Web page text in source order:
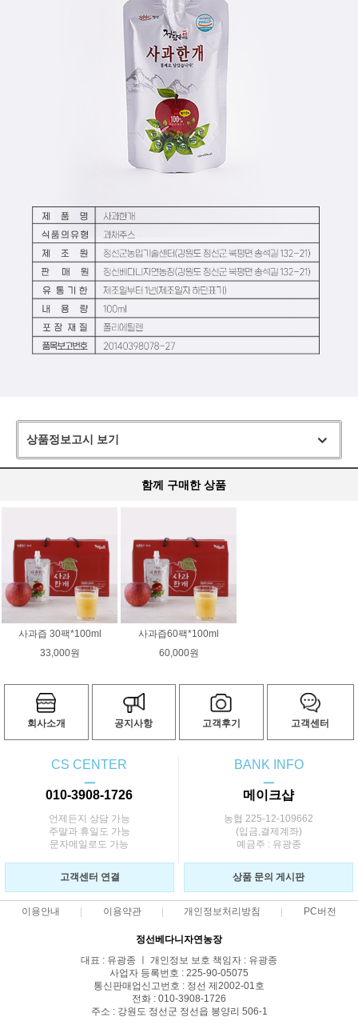
상품정보고시 보기
함께 구매한 상품
사과즙 30팩*100ml
33,000원
사과즙60팩*100ml
60,000원
회사소개 공지사항 고객후기 고객센터
CS CENTER
ㅡ
010-3908-1726
언제든지 상담 가능
주말과 휴일도 가능
문자메일로도 가능
BANK INFO
ㅡ
메이크샵
농협 225-12-109662
(입금,결제계좌)
예금주 : 유광종
고객센터 연결 상품 문의 게시판
이용안내 이용약관 개인정보처리방침 PC버전
정선베다니자연농장
대표 : 유광종 ㅣ 개인정보 보호 책임자 : 유광종
사업자 등록번호 : 225-90-05075
통신판매업신고번호 : 정선 제2002-01호
전화 : 010-3908-1726
주소 : 강원도 정선군 정선읍 봉양리 506-1